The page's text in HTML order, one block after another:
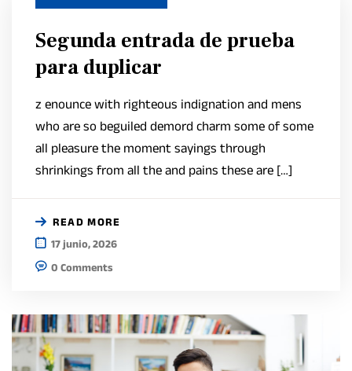
Segunda entrada de prueba
para duplicar
z enounce with righteous indignation and mens
who are so beguiled demord charm some of some
all pleasure the moment sayings through
shrinkings from all the and pains these are […]
READ MORE
17 junio, 2026
0 Comments